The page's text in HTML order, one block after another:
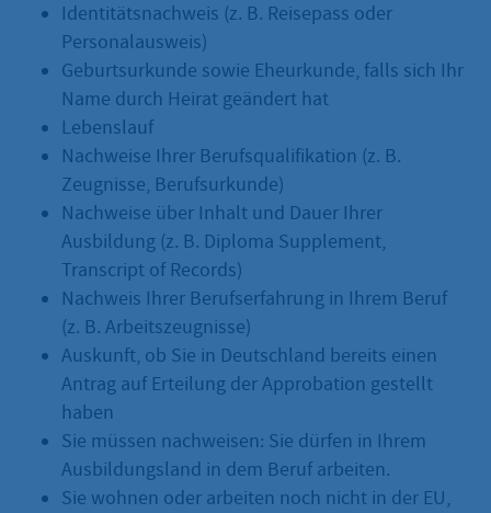
Identitätsnachweis (z. B. Reisepass oder
Personalausweis)
Geburtsurkunde sowie Eheurkunde, falls sich Ihr
Name durch Heirat geändert hat
Lebenslauf
Nachweise Ihrer Berufsqualifikation (z. B.
Zeugnisse, Berufsurkunde)
Nachweise über Inhalt und Dauer Ihrer
Ausbildung (z. B. Diploma Supplement,
Transcript of Records)
Nachweis Ihrer Berufserfahrung in Ihrem Beruf
(z. B. Arbeitszeugnisse)
Auskunft, ob Sie in Deutschland bereits einen
Antrag auf Erteilung der Approbation gestellt
haben
Sie müssen nachweisen: Sie dürfen in Ihrem
Ausbildungsland in dem Beruf arbeiten.
Sie wohnen oder arbeiten noch nicht in der EU,